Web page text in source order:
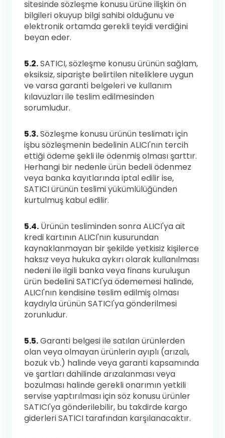
sitesinde sözleşme konusu ürüne ilişkin ön
bilgileri okuyup bilgi sahibi olduğunu ve
elektronik ortamda gerekli teyidi verdiğini
beyan eder.
5.2.SATICI, sözleşme konusu ürünün sağlam,
eksiksiz, siparişte belirtilen niteliklere uygun
ve varsa garanti belgeleri ve kullanım
kılavuzları ile teslim edilmesinden
sorumludur.
5.3.Sözleşme konusu ürünün teslimatı için
işbu sözleşmenin bedelinin ALICI'nın tercih
ettiği ödeme şekli ile ödenmiş olması şarttır.
Herhangi bir nedenle ürün bedeli ödenmez
veya banka kayıtlarında iptal edilir ise,
SATICI ürünün teslimi yükümlülüğünden
kurtulmuş kabul edilir.
5.4. Ürünün tesliminden sonra ALICI'ya ait
kredi kartının ALICI'nın kusurundan
kaynaklanmayan bir şekilde yetkisiz kişilerce
haksız veya hukuka aykırı olarak kullanılması
nedeni ile ilgili banka veya finans kuruluşun
ürün bedelini SATICI'ya ödememesi halinde,
ALICI'nın kendisine teslim edilmiş olması
kaydıyla ürünün SATICI'ya gönderilmesi
zorunludur.
5.5.Garanti belgesi ile satılan ürünlerden
olan veya olmayan ürünlerin ayıplı (arızalı,
bozuk vb.) halinde veya garanti kapsamında
ve şartları dahilinde arızalanması veya
bozulması halinde gerekli onarımın yetkili
servise yaptırılması için söz konusu ürünler
SATICI'ya gönderilebilir, bu takdirde kargo
giderleri SATICI tarafından karşılanacaktır.